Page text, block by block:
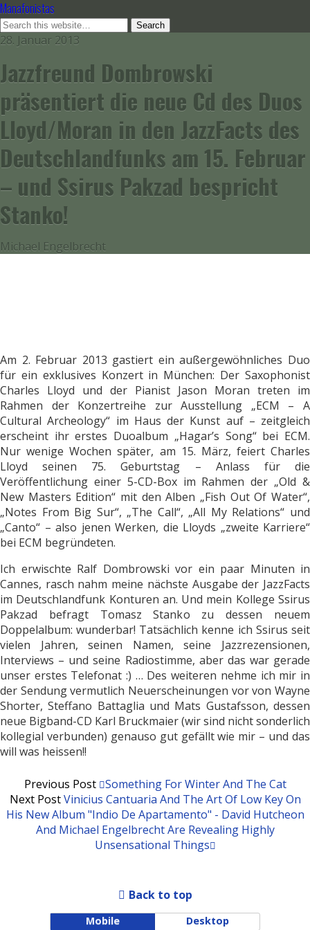
Manafonistas
28. Januar 2013
Jazzfreund Dombrowski
präsentiert die neue Cd des Duos
Lloyd/Moran in den JazzFacts des
Deutschlandfunks am 15. Februar
– und Ssirus Pakzad bespricht
Stanko!
Michael Engelbrecht
Am 2. Februar 2013 gastiert ein außergewöhnliches Duo
für ein exklusives Konzert in München: Der Saxophonist
Charles Lloyd und der Pianist Jason Moran treten im
Rahmen der Konzertreihe zur Ausstellung „ECM – A
Cultural Archeology“ im Haus der Kunst auf – zeitgleich
erscheint ihr erstes Duoalbum „Hagar’s Song“ bei ECM.
Nur wenige Wochen später, am 15. März, feiert Charles
Lloyd seinen 75. Geburtstag – Anlass für die
Veröffentlichung einer 5-CD-Box im Rahmen der „Old &
New Masters Edition“ mit den Alben „Fish Out Of Water“,
„Notes From Big Sur“, „The Call“, „All My Relations“ und
„Canto“ – also jenen Werken, die Lloyds „zweite Karriere“
bei ECM begründeten.
Ich erwischte Ralf Dombrowski vor ein paar Minuten in
Cannes, rasch nahm meine nächste Ausgabe der JazzFacts
im Deutschlandfunk Konturen an. Und mein Kollege Ssirus
Pakzad befragt Tomasz Stanko zu dessen neuem
Doppelalbum: wunderbar! Tatsächlich kenne ich Ssirus seit
vielen Jahren, seinen Namen, seine Jazzrezensionen,
Interviews – und seine Radiostimme, aber das war gerade
unser erstes Telefonat :) … Des weiteren nehme ich mir in
der Sendung vermutlich Neuerscheinungen vor von Wayne
Shorter, Steffano Battaglia und Mats Gustafsson, dessen
neue Bigband-CD Karl Bruckmaier (wir sind nicht sonderlich
kollegial verbunden) genauso gut gefällt wie mir – und das
will was heissen!!
Previous Post Something For Winter And The Cat
Next PostVinicius Cantuaria And The Art Of Low Key On
His New Album "Indio De Apartamento" - David Hutcheon
And Michael Engelbrecht Are Revealing Highly
Unsensational Things
Back to top
Mobile Desktop